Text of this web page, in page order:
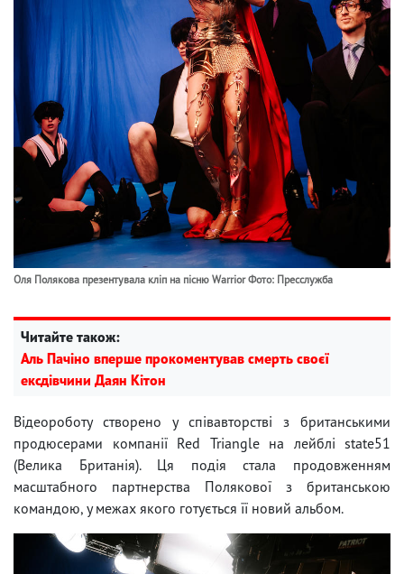
Оля Полякова презентувала кліп на пісню Warrior Фото: Пресслужба
Читайте також:
Аль Пачіно вперше прокоментував смерть своєї
ексдівчини Даян Кітон
Відеороботу створено у співавторстві з британськими
продюсерами компанії Red Triangle на лейблі state51
(Велика Британія). Ця подія стала продовженням
масштабного партнерства Полякової з британською
командою, у межах якого готується її новий альбом.